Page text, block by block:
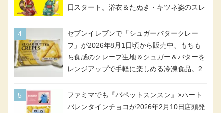
日スタート。浴衣＆たぬき・キツネ姿のスレ
号・5号) / シャディクが全6種のクリアスタ
ンドになって登場!
セブンイレブンで「シュガーバタークレー
プ」が2026年8月1日頃から販売中、もちも
ち食感のクレープ生地＆シュガー＆バターを
レンジアップで手軽に楽しめる冷凍食品。2
ファミマでも『パペットスンスン』×ハート
バレンタインチョコが2026年2月10日店頭発